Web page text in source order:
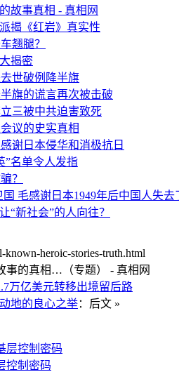
故事真相 - 真相网
揭《红岩》真实性
翘腿？
揭密
世破例降半旗
旗的谎言再次被击破
三被中共迫害致死
议的史实真相
谢日本侵华和消极抗日
”名单令人发指
？
国 毛感谢日本1949年后中国人失去
“新社会”的人向往？
heroic-stories-truth.html
事的真相…（专题） - 真相网
万亿美元转移出境留后路
地的良心之举：后文 »
控制密码